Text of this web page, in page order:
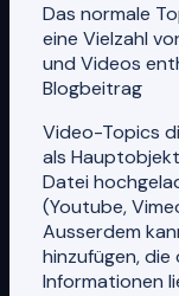
Das normale
eine Vielzahl
und Videos
Blogbeitrag
Video-Topics
als
Datei
(Youtube,
Ausserdem
hinzufügen,
Informationen